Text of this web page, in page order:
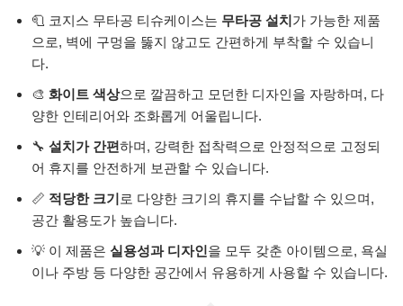
🧻 코지스 무타공 티슈케이스는 무타공 설치가 가능한 제품
으로, 벽에 구멍을 뚫지 않고도 간편하게 부착할 수 있습니
다.
🎨 화이트 색상으로 깔끔하고 모던한 디자인을 자랑하며, 다
양한 인테리어와 조화롭게 어울립니다.
🔧 설치가 간편하며, 강력한 접착력으로 안정적으로 고정되
어 휴지를 안전하게 보관할 수 있습니다.
📏 적당한 크기 로 다양한 크기의 휴지를 수납할 수 있으며,
공간 활용도가 높습니다.
💡 이 제품은 실용성과 디자인을 모두 갖춘 아이템으로, 욕실
이나 주방 등 다양한 공간에서 유용하게 사용할 수 있습니다.